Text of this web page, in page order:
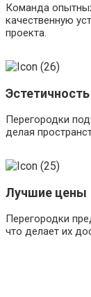
Команда
качественную
проекта.
Эстетичность
Перегородки
делая
Лучшие цены
Перегородки
что делает их